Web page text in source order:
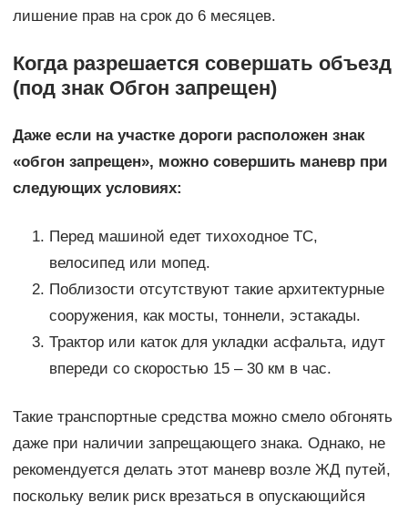
лишение прав на срок до 6 месяцев.
Когда разрешается совершать объезд
(под знак Обгон запрещен)
Даже если на участке дороги расположен знак
«обгон запрещен», можно совершить маневр при
следующих условиях:
Перед машиной едет тихоходное ТС,
велосипед или мопед.
Поблизости отсутствуют такие архитектурные
сооружения, как мосты, тоннели, эстакады.
Трактор или каток для укладки асфальта, идут
впереди со скоростью 15 – 30 км в час.
Такие транспортные средства можно смело обгонять
даже при наличии запрещающего знака. Однако, не
рекомендуется делать этот маневр возле ЖД путей,
поскольку велик риск врезаться в опускающийся